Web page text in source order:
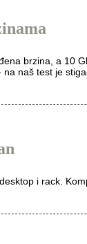
brzina, a 10
naš test je
i rack.